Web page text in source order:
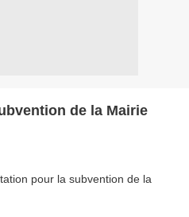
de la Mairie